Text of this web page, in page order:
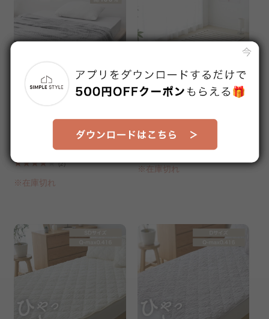
0％ シングル グレー
¥5,580
(2)
※在庫切れ
グル販売価格
※在庫切れ